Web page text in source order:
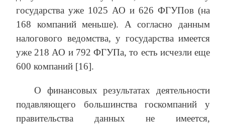
государства уже 1025 АО и 626 ФГУПов (на
168 компаний меньше). А согласно данным
налогового ведомства, у государства имеется
уже 218 АО и 792 ФГУПа, то есть исчезли еще
600 компаний [16].
О финансовых результатах деятельности
подавляющего большинства госкомпаний у
правительства данных не имеется,